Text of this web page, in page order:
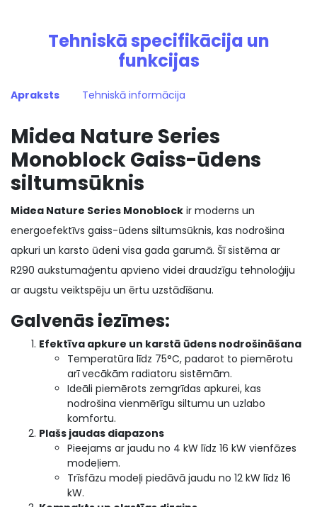
Tehniskā specifikācija un
funkcijas
Apraksts Tehniskā informācija
Midea Nature Series
Monoblock Gaiss-ūdens
siltumsūknis
Midea Nature Series Monoblock ir moderns un
energoefektīvs gaiss-ūdens siltumsūknis, kas nodrošina
apkuri un karsto ūdeni visa gada garumā. Šī sistēma ar
R290 aukstumaģentu apvieno videi draudzīgu tehnoloģiju
ar augstu veiktspēju un ērtu uzstādīšanu.
Galvenās iezīmes:
Efektīva apkure un karstā ūdens nodrošināšana
Temperatūra līdz 75°C, padarot to piemērotu
arī vecākām radiatoru sistēmām.
Ideāli piemērots zemgrīdas apkurei, kas
nodrošina vienmērīgu siltumu un uzlabo
komfortu.
Plašs jaudas diapazons
Pieejams ar jaudu no 4 kW līdz 16 kW vienfāzes
modeļiem.
Trīsfāzu modeļi piedāvā jaudu no 12 kW līdz 16
kW.